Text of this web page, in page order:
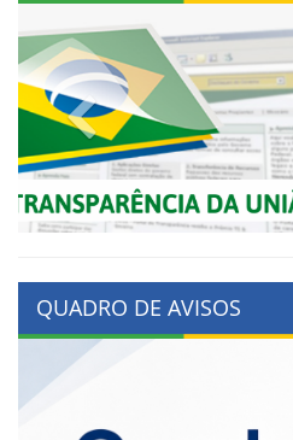
Previous
QUADRO DE AVISOS